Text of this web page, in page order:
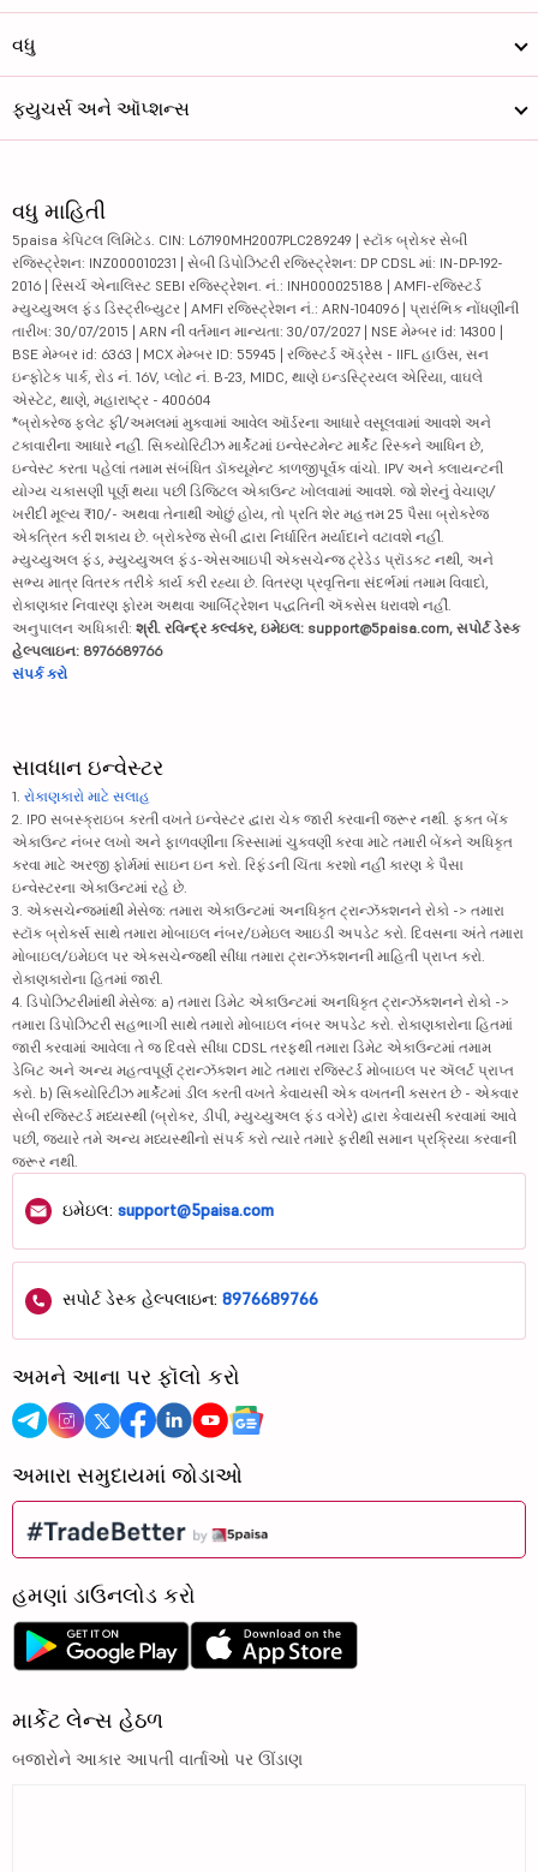
વધુ
ફ્યુચર્સ અને ઑપ્શન્સ
વધુ માહિતી
5paisa કેપિટલ લિમિટેડ. CIN: L67190MH2007PLC289249 | સ્ટૉક બ્રોકર સેબી
રજિસ્ટ્રેશન: INZ000010231 | સેબી ડિપોઝિટરી રજિસ્ટ્રેશન: DP CDSL માં: IN-DP-192-
2016 | રિસર્ચ એનાલિસ્ટ SEBI રજિસ્ટ્રેશન. નં.: INH000025188 | AMFI-રજિસ્ટર્ડ
મ્યુચ્યુઅલ ફંડ ડિસ્ટ્રીબ્યુટર | AMFI રજિસ્ટ્રેશન નં.: ARN-104096 | પ્રારંભિક નોંધણીની
તારીખ: 30/07/2015 | ARN ની વર્તમાન માન્યતા: 30/07/2027 | NSE મેમ્બર id: 14300 |
BSE મેમ્બર id: 6363 | MCX મેમ્બર ID: 55945 | રજિસ્ટર્ડ ઍડ્રેસ - IIFL હાઉસ, સન
ઇન્ફોટેક પાર્ક, રોડ નં. 16V, પ્લોટ નં. B-23, MIDC, થાણે ઇન્ડસ્ટ્રિયલ એરિયા, વાઘલે
એસ્ટેટ, થાણે, મહારાષ્ટ્ર - 400604
*બ્રોકરેજ ફ્લેટ ફી/અમલમાં મુકવામાં આવેલ ઑર્ડરના આધારે વસૂલવામાં આવશે અને
ટકાવારીના આધારે નહીં. સિક્યોરિટીઝ માર્કેટમાં ઇન્વેસ્ટમેન્ટ માર્કેટ રિસ્કને આધિન છે,
ઇન્વેસ્ટ કરતા પહેલાં તમામ સંબંધિત ડૉક્યૂમેન્ટ કાળજીપૂર્વક વાંચો. IPV અને ક્લાયન્ટની
યોગ્ય ચકાસણી પૂર્ણ થયા પછી ડિજિટલ એકાઉન્ટ ખોલવામાં આવશે. જો શેરનું વેચાણ/
ખરીદી મૂલ્ય ₹10/- અથવા તેનાથી ઓછું હોય, તો પ્રતિ શેર મહત્તમ 25 પૈસા બ્રોકરેજ
એકત્રિત કરી શકાય છે. બ્રોકરેજ સેબી દ્વારા નિર્ધારિત મર્યાદાને વટાવશે નહીં.
મ્યુચ્યુઅલ ફંડ, મ્યુચ્યુઅલ ફંડ-એસઆઇપી એક્સચેન્જ ટ્રેડેડ પ્રૉડક્ટ નથી, અને
સભ્ય માત્ર વિતરક તરીકે કાર્ય કરી રહ્યા છે. વિતરણ પ્રવૃત્તિના સંદર્ભમાં તમામ વિવાદો,
રોકાણકાર નિવારણ ફોરમ અથવા આર્બિટ્રેશન પદ્ધતિની ઍક્સેસ ધરાવશે નહીં.
અનુપાલન અધિકારી: શ્રી. રવિન્દ્ર કલ્વંકર, ઇમેઇલ: support@5paisa.com, સપોર્ટ ડેસ્ક
હેલ્પલાઇન: 8976689766
સંપર્ક કરો
સાવધાન ઇન્વેસ્ટર
1. રોકાણકારો માટે સલાહ
2. IPO સબસ્ક્રાઇબ કરતી વખતે ઇન્વેસ્ટર દ્વારા ચેક જારી કરવાની જરૂર નથી. ફક્ત બેંક
એકાઉન્ટ નંબર લખો અને ફાળવણીના કિસ્સામાં ચુકવણી કરવા માટે તમારી બેંકને અધિકૃત
કરવા માટે અરજી ફોર્મમાં સાઇન ઇન કરો. રિફંડની ચિંતા કરશો નહીં કારણ કે પૈસા
ઇન્વેસ્ટરના એકાઉન્ટમાં રહે છે.
3. એક્સચેન્જમાંથી મેસેજ: તમારા એકાઉન્ટમાં અનધિકૃત ટ્રાન્ઝૅક્શનને રોકો -> તમારા
સ્ટૉક બ્રોકર્સ સાથે તમારા મોબાઇલ નંબર/ઇમેઇલ આઇડી અપડેટ કરો. દિવસના અંતે તમારા
મોબાઇલ/ઇમેઇલ પર એક્સચેન્જથી સીધા તમારા ટ્રાન્ઝૅક્શનની માહિતી પ્રાપ્ત કરો.
રોકાણકારોના હિતમાં જારી.
4. ડિપોઝિટરીમાંથી મેસેજ: a) તમારા ડિમેટ એકાઉન્ટમાં અનધિકૃત ટ્રાન્ઝૅક્શનને રોકો ->
તમારા ડિપોઝિટરી સહભાગી સાથે તમારો મોબાઇલ નંબર અપડેટ કરો. રોકાણકારોના હિતમાં
જારી કરવામાં આવેલા તે જ દિવસે સીધા CDSL તરફથી તમારા ડિમેટ એકાઉન્ટમાં તમામ
ડેબિટ અને અન્ય મહત્વપૂર્ણ ટ્રાન્ઝૅક્શન માટે તમારા રજિસ્ટર્ડ મોબાઇલ પર ઍલર્ટ પ્રાપ્ત
કરો. b) સિક્યોરિટીઝ માર્કેટમાં ડીલ કરતી વખતે કેવાયસી એક વખતની કસરત છે - એકવાર
સેબી રજિસ્ટર્ડ મધ્યસ્થી (બ્રોકર, ડીપી, મ્યુચ્યુઅલ ફંડ વગેરે) દ્વારા કેવાયસી કરવામાં આવે
પછી, જ્યારે તમે અન્ય મધ્યસ્થીનો સંપર્ક કરો ત્યારે તમારે ફરીથી સમાન પ્રક્રિયા કરવાની
જરૂર નથી.
ઇમેઇલ: support@5paisa.com
સપોર્ટ ડેસ્ક હેલ્પલાઇન: 8976689766
અમને આના પર ફૉલો કરો
અમારા સમુદાયમાં જોડાઓ
હમણાં ડાઉનલોડ કરો
માર્કેટ લેન્સ હેઠળ
બજારોને આકાર આપતી વાર્તાઓ પર ઊંડાણ